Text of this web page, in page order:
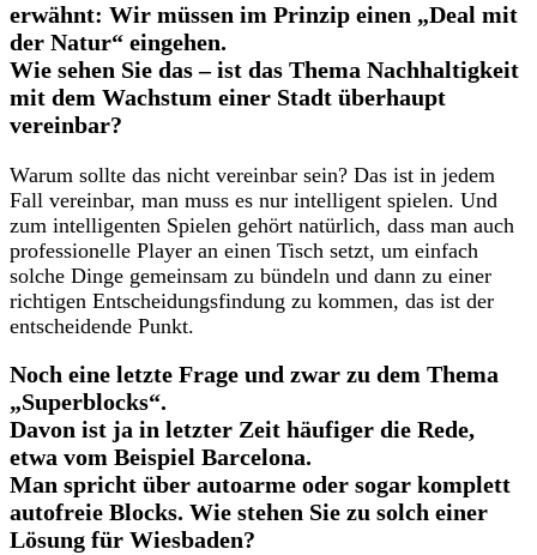
erwähnt: Wir müssen im Prinzip einen „Deal mit
der Natur“ eingehen.
Wie sehen Sie das – ist das Thema Nachhaltigkeit
mit dem Wachstum einer Stadt überhaupt
vereinbar?
Warum sollte das nicht vereinbar sein? Das ist in jedem
Fall vereinbar, man muss es nur intelligent spielen. Und
zum intelligenten Spielen gehört natürlich, dass man auch
professionelle Player an einen Tisch setzt, um einfach
solche Dinge gemeinsam zu bündeln und dann zu einer
richtigen Entscheidungsfindung zu kommen, das ist der
entscheidende Punkt.
Noch eine letzte Frage und zwar zu dem Thema
„Superblocks“.
Davon ist ja in letzter Zeit häufiger die Rede,
etwa vom Beispiel Barcelona.
Man spricht über autoarme oder sogar komplett
autofreie Blocks. Wie stehen Sie zu solch einer
Lösung für Wiesbaden?